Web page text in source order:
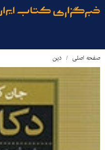
صفحه اصلی دین‌